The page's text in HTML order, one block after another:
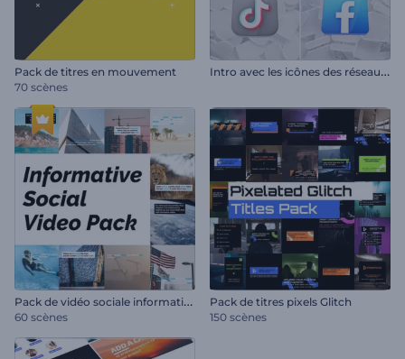
Pack de titres en mouvement
70 scènes
I
ntro avec les icônes des réseaux sociaux
P
ack de vidéo sociale informative
60 scènes
Pack de titres pixels Glitch
150 scènes